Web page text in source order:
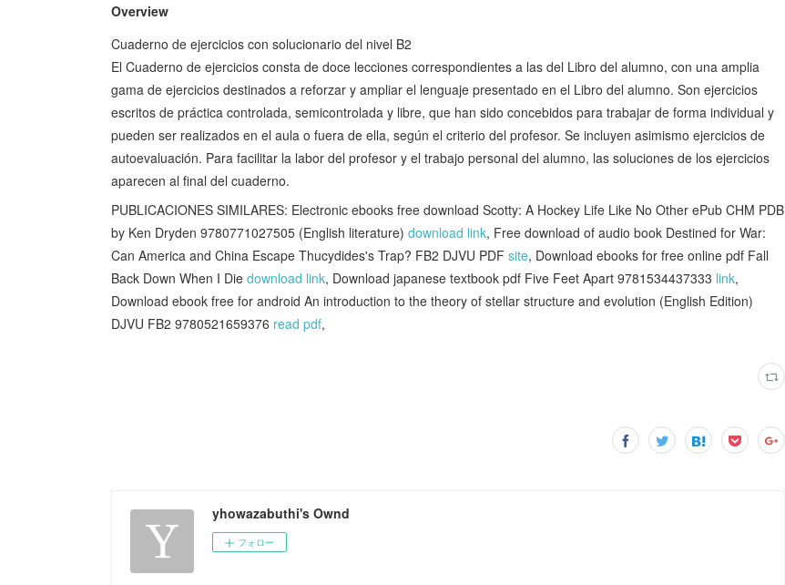
Overview
Cuaderno de ejercicios con solucionario del nivel B2
El Cuaderno de ejercicios consta de doce lecciones correspondientes a las del Libro del alumno, con una amplia
gama de ejercicios destinados a reforzar y ampliar el lenguaje presentado en el Libro del alumno. Son ejercicios
escritos de práctica controlada, semicontrolada y libre, que han sido concebidos para trabajar de forma individual y
pueden ser realizados en el aula o fuera de ella, según el criterio del profesor. Se incluyen asimismo ejercicios de
autoevaluación. Para facilitar la labor del profesor y el trabajo personal del alumno, las soluciones de los ejercicios
aparecen al final del cuaderno.
PUBLICACIONES SIMILARES: Electronic ebooks free download Scotty: A Hockey Life Like No Other ePub CHM PDB
by Ken Dryden 9780771027505 (English literature) download link, Free download of audio book Destined for War:
Can America and China Escape Thucydides's Trap? FB2 DJVU PDF site, Download ebooks for free online pdf Fall
Back Down When I Die download link, Download japanese textbook pdf Five Feet Apart 9781534437333 link,
Download ebook free for android An introduction to the theory of stellar structure and evolution (English Edition)
DJVU FB2 9780521659376 read pdf,
yhowazabuthi's Ownd
フォロー